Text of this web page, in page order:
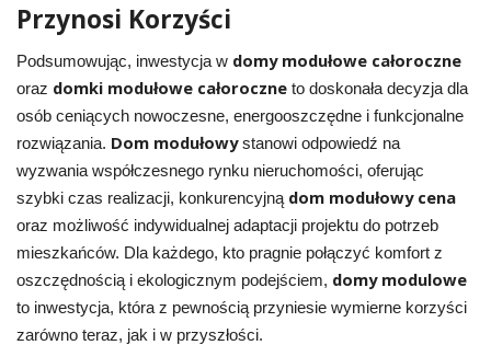
Przynosi Korzyści
Podsumowując, inwestycja w domy modułowe całoroczne
oraz domki modułowe całoroczneto doskonała decyzja dla
osób ceniących nowoczesne, energooszczędne i funkcjonalne
rozwiązania. Dom modułowystanowi odpowiedź na
wyzwania współczesnego rynku nieruchomości, oferując
szybki czas realizacji, konkurencyjną dom modułowy cena
oraz możliwość indywidualnej adaptacji projektu do potrzeb
mieszkańców. Dla każdego, kto pragnie połączyć komfort z
oszczędnością i ekologicznym podejściem, domy modulowe
to inwestycja, która z pewnością przyniesie wymierne korzyści
zarówno teraz, jak i w przyszłości.